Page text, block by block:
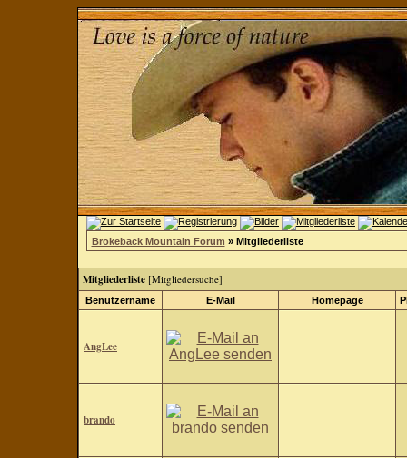
Brokeback Mountain Forum » Mitgliederliste
Mitgliederliste [Mitgliedersuche]
Benutzername E-Mail Homepage
AngLee
brando